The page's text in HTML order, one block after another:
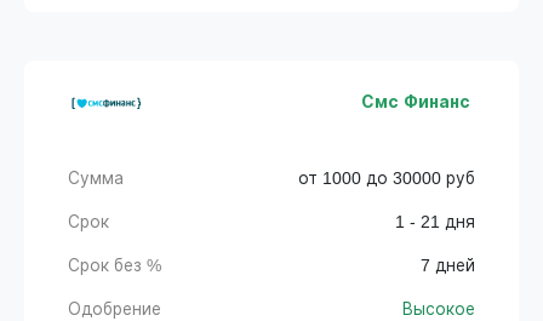
Смс Финанс
Сумма от 1000 до 30000 руб
Срок 1 - 21 дня
Срок без % 7 дней
Одобрение Высокое